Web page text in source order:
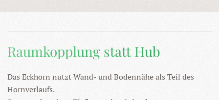
Raumkopplung statt Hub
Das Eckhorn nutzt Wand- und Bodennähe als Teil des
Hornverlaufs.